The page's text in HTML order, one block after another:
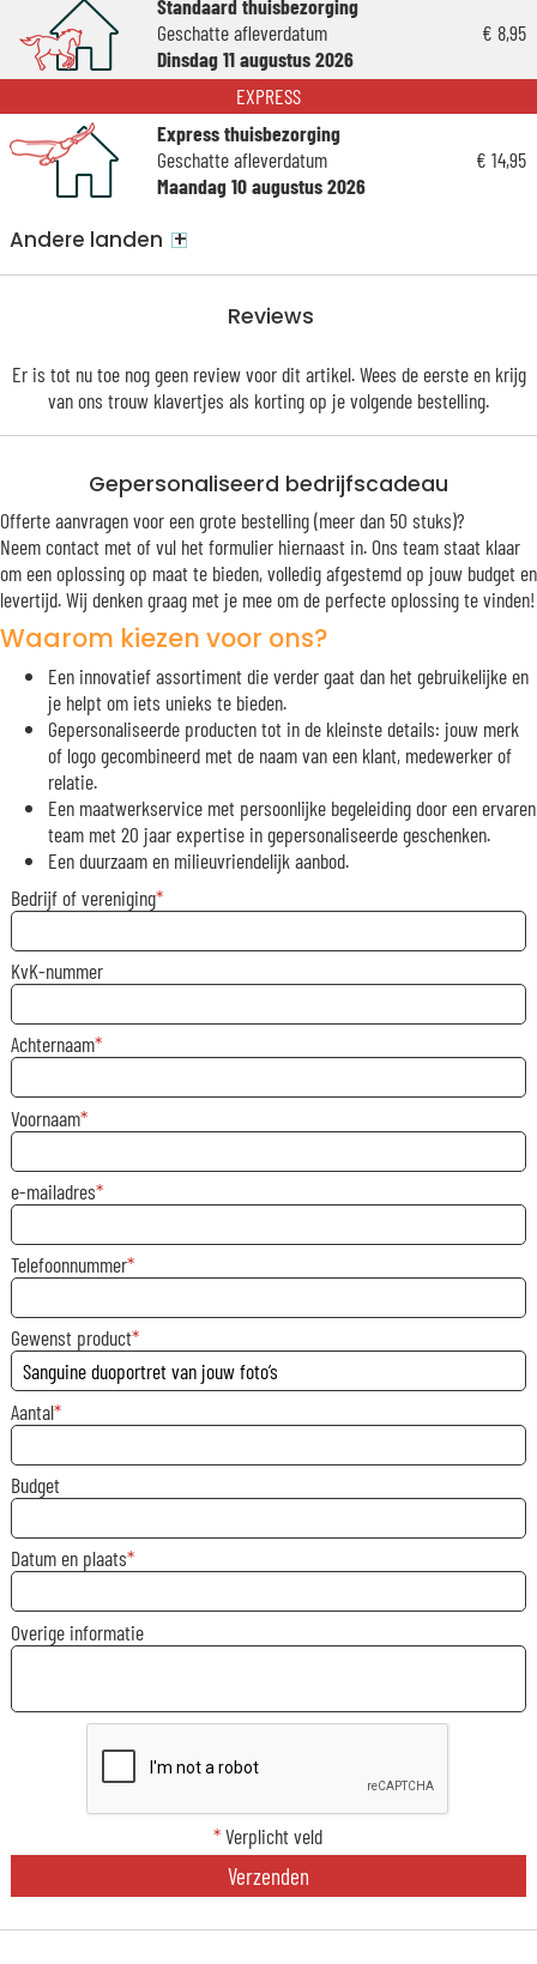
Reviews
Er is tot nu toe nog geen review voor dit artikel. Wees de eerste en krijg
van ons trouw klavertjes als korting op je volgende bestelling.
Standaard thuisbezorging
Geschatte afleverdatum
Dinsdag 11 augustus 2026
€ 8,95
EXPRESS
Express thuisbezorging
Geschatte afleverdatum
Maandag 10 augustus 2026
€ 14,95
Andere landen +
Gepersonaliseerd bedrijfscadeau
Offerte aanvragen voor een grote bestelling (meer dan 50 stuks)?
Neem contact met of vul het formulier hiernaast in. Ons team staat klaar
om een oplossing op maat te bieden, volledig afgestemd op jouw budget en
levertijd. Wij denken graag met je mee om de perfecte oplossing te vinden!
Waarom kiezen voor ons?
Een innovatief assortiment die verder gaat dan het gebruikelijke en
je helpt om iets unieks te bieden.
Gepersonaliseerde producten tot in de kleinste details: jouw merk
of logo gecombineerd met de naam van een klant, medewerker of
relatie.
Een maatwerkservice met persoonlijke begeleiding door een ervaren
team met 20 jaar expertise in gepersonaliseerde geschenken.
Een duurzaam en milieuvriendelijk aanbod.
Bedrijf of vereniging
KvK-nummer
Achternaam
Voornaam
e-mailadres
Telefoonnummer
Gewenst product
Aantal
Budget
Datum en plaats
Overige informatie
*Verplicht veld
Verzenden